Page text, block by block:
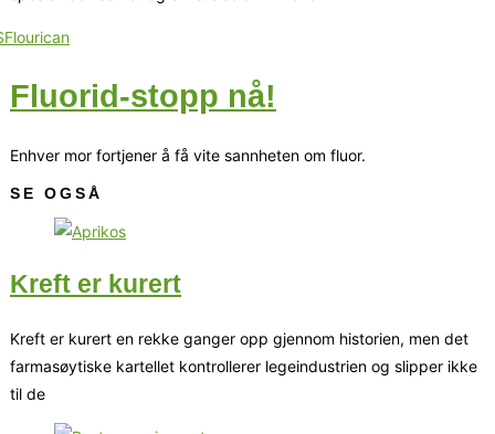
Fluorid-stopp nå!
Enhver mor fortjener å få vite sannheten om fluor.
SE OGSÅ
Kreft er kurert
Kreft er kurert en rekke ganger opp gjennom historien, men det
farmasøytiske kartellet kontrollerer legeindustrien og slipper ikke
til de